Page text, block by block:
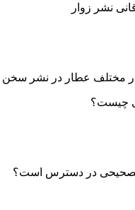
نشر زوار
مختلف عطار در نشر سخن